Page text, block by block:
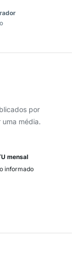
por
média.
mensal
informado